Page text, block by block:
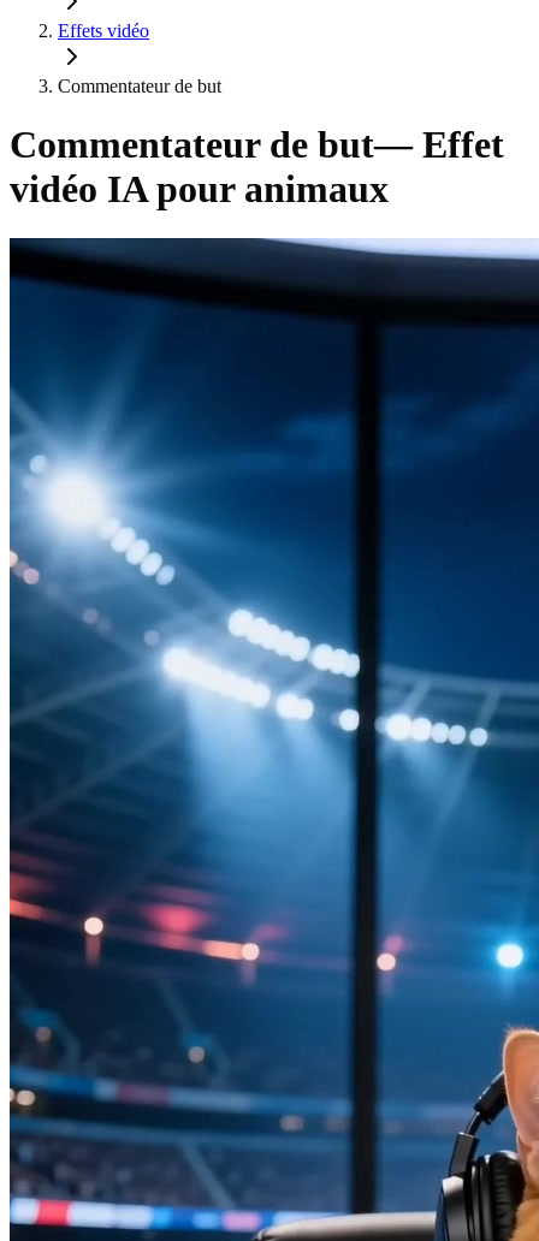
Effets vidéo
Commentateur de but
Commentateur de but— Effet
vidéo IA pour animaux